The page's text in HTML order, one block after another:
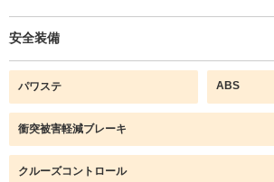
安全装備
パワステ ABS
衝突被害軽減ブレーキ
クルーズコントロール